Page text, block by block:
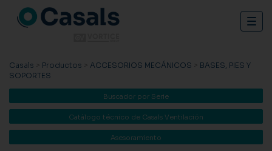
Casals > Productos > ACCESORIOS MECÁNICOS > BASES, PIES Y
SOPORTES
Buscador por Serie
Catálogo técnico de Casals Ventilación
Asesoramiento